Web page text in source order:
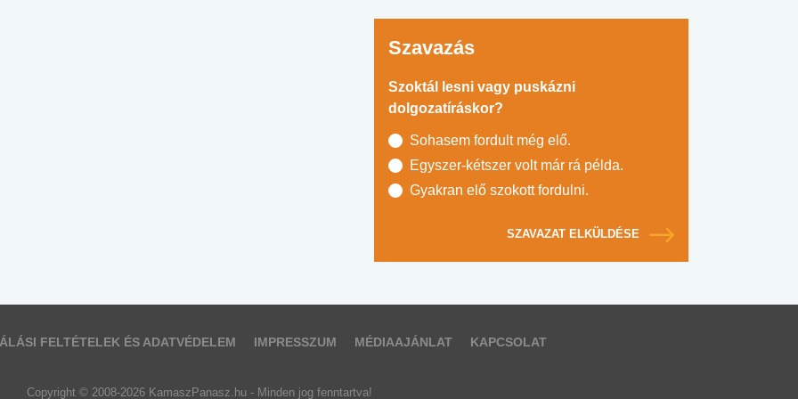
Szavazás
Szoktál lesni vagy puskázni
dolgozatíráskor?
Sohasem fordult még elő.
Egyszer-kétszer volt már rá példa.
Gyakran elő szokott fordulni.
SZAVAZAT ELKÜLDÉSE
FELTÉTELEK ÉS ADATVÉDELEM IMPRESSZUM MÉDIAAJÁNLAT KAPCSOLAT
Copyright © 2008-2026 KamaszPanasz.hu - Minden jog fenntartva!